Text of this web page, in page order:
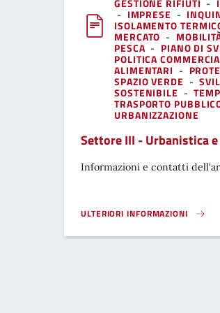
- IMPRESE -
ISOLAMENTO
MERCATO -
PESCA - PIANO DI
POLITICA
ALIMENTARI -
SPAZIO VERDE -
SOSTENIBILE -
TRASPORTO
URBANIZZAZIONE
Settore III - Urbanistica e
Informazioni e contatti
ULTERIORI INFORMAZIONI
SETTORE III - URBANISTICA E